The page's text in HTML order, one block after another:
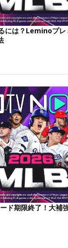
には？Leminoプレ
ド期限終了！大補